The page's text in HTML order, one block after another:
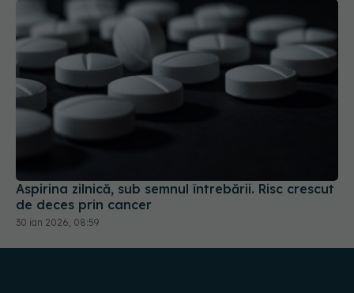
Aspirina zilnică, sub semnul întrebării. Risc crescut
de deces prin cancer
30 ian 2026, 08:59